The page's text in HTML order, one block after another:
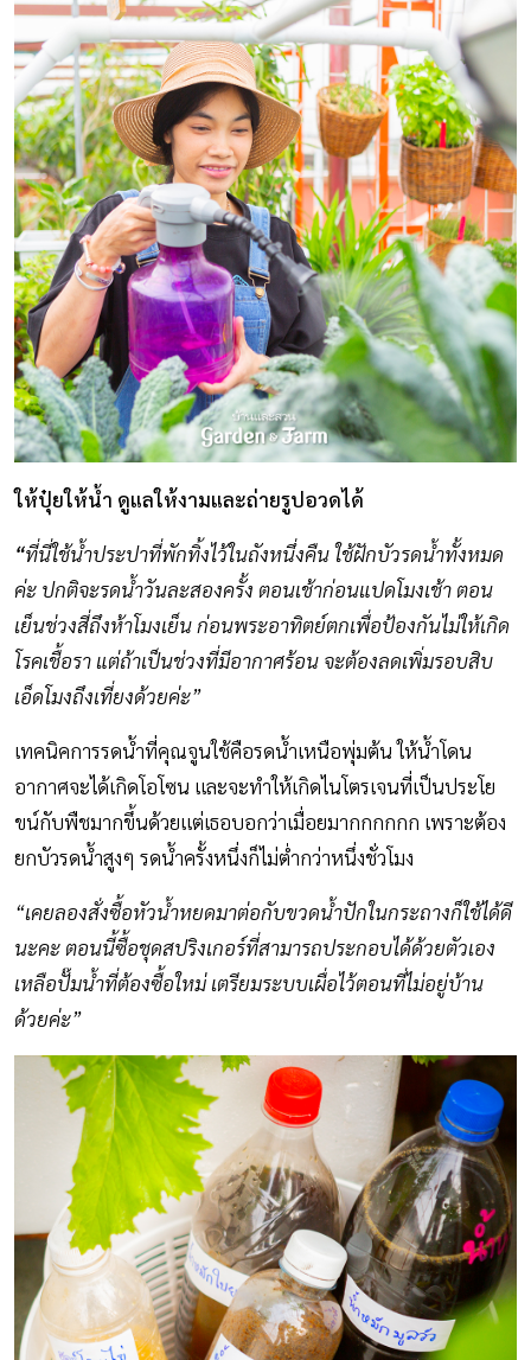
ให้ปุ๋ยให้น้ำ ดูแลให้งามและถ่ายรูปอวดได้
“ที่นี่ใช้น้ำประปาที่พักทิ้งไว้ในถังหนึ่งคืน ใช้ฝักบัวรดน้ำทั้งหมด
ค่ะ ปกติจะรดน้ำวันละสองครั้ง ตอนเช้าก่อนแปดโมงเช้า ตอน
เย็นช่วงสี่ถึงห้าโมงเย็น ก่อนพระอาทิตย์ตกเพื่อป้องกันไม่ให้เกิด
โรคเชื้อรา แต่ถ้าเป็นช่วงที่มีอากาศร้อน จะต้องลดเพิ่มรอบสิบ
เอ็ดโมงถึงเที่ยงด้วยค่ะ”
เทคนิคการรดน้ำที่คุณจูนใช้คือรดน้ำเหนือพุ่มต้น ให้น้ำโดน
อากาศจะได้เกิดโอโซน และจะทำให้เกิดไนโตรเจนที่เป็นประโย
ขน์กับพืชมากขึ้นด้วยแต่เธอบอกว่าเมื่อยมากกกกกก เพราะต้อง
ยกบัวรดน้ำสูงๆ รดน้ำครั้งหนึ่งก็ไม่ต่ำกว่าหนึ่งชั่วโมง
“เคยลองสั่งซื้อหัวน้ำหยดมาต่อกับขวดน้ำปักในกระถางก็ใช้ได้ดี
นะคะ ตอนนี้ซื้อชุดสปริงเกอร์ที่สามารถประกอบได้ด้วยตัวเอง
เหลือปั๊มน้ำที่ต้องซื้อใหม่ เตรียมระบบเผื่อไว้ตอนที่ไม่อยู่บ้าน
ด้วยค่ะ”